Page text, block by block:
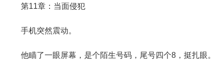
第11章：当面侵犯
手机突然震动。
他瞄了一眼屏幕，是个陌生号码，尾号四个8，挺扎眼。